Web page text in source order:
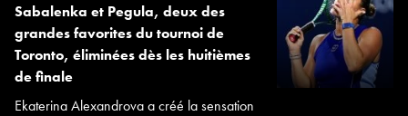
Sabalenka et Pegula, deux des
grandes favorites du tournoi de
Toronto, éliminées dès les huitièmes
de finale
Ekaterina Alexandrova a créé la sensation